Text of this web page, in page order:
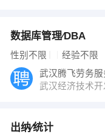
数据库管理∕DBA
性别不限 经验不限
武汉腾飞劳务服
武汉经济技术
出纳∕统计